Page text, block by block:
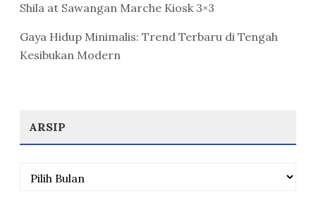
Shila at Sawangan Marche Kiosk 3×3
Gaya Hidup Minimalis: Trend Terbaru di Tengah
Kesibukan Modern
ARSIP
Arsip